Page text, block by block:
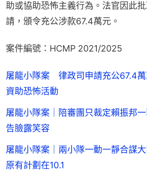
助或協助恐怖主義行為。法官因此
請，頒令充公涉款67.4萬元。
案件編號：HCMP 2021/2025
屠龍小隊案 律政司申請充公67.4
資助恐怖活動
屠龍小隊案｜陪審團只裁定賴振邦
告臉露笑容
屠龍小隊案｜兩小隊一動一靜合謀
原有計劃在10.1